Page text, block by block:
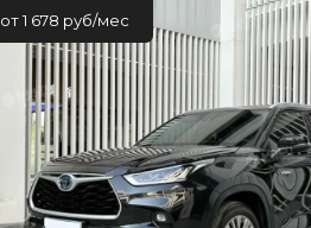
от 1 678 руб/мес